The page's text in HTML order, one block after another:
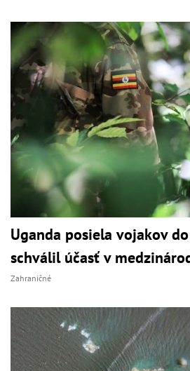
Uganda posiela vojakov
schválil účasť v
Zahraničné